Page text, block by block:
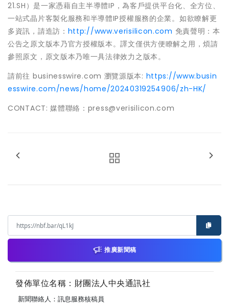
21.SH）是一家憑藉自主半導體IP，為客戶提供平台化、全方位、
一站式晶片客製化服務和半導體IP授權服務的企業。如欲瞭解更
多資訊，請造訪： http://www.verisilicon.com 免責聲明：本
公告之原文版本乃官方授權版本。譯文僅供方便瞭解之用，煩請
參照原文，原文版本乃唯一具法律效力之版本。
請前往 businesswire.com 瀏覽源版本: https://www.busin
esswire.com/news/home/20240319254906/zh-HK/
CONTACT: 媒體聯絡：press@verisilicon.com
推廣新聞稿
發佈單位名稱：財團法人中央通訊社
新聞聯絡人：訊息服務核稿員